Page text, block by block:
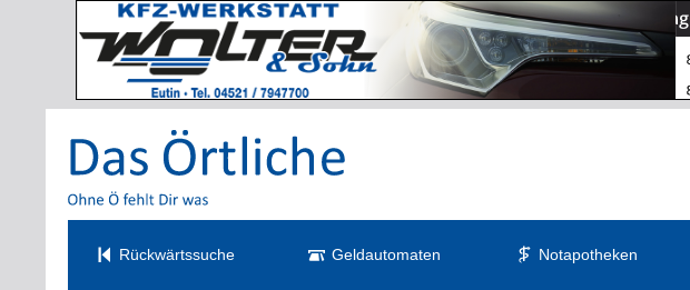
Rückwärtssuche Geldautomaten Notapotheken